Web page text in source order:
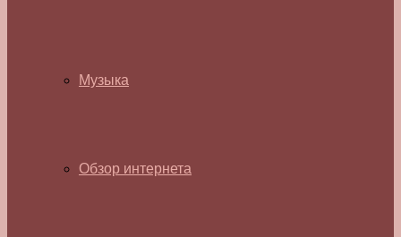
Музыка
Обзор интернета